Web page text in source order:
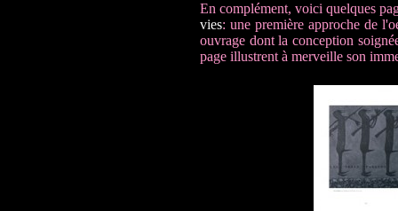
En complément, voici quelques
vies: une première approche de
ouvrage dont la conception
page illustrent à merveille son